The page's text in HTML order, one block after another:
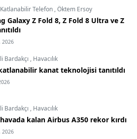
Katlanabilir Telefon ,Öktem Ersoy
Galaxy Z Fold 8, Z Fold 8 Ultra ve Z
2026
Bardakçı , Havacılık
kanat teknolojisi tanıtıldı
Bardakçı , Havacılık
kalan Airbus A350 rekor kırdı
2026